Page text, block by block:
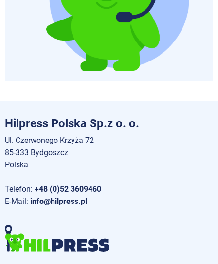
Hilpress Polska Sp.z o. o.
Ul. Czerwonego Krzyża 72
85-333 Bydgoszcz
Polska
Telefon: +48 (0)52 3609460
E-Mail: info@hilpress.pl